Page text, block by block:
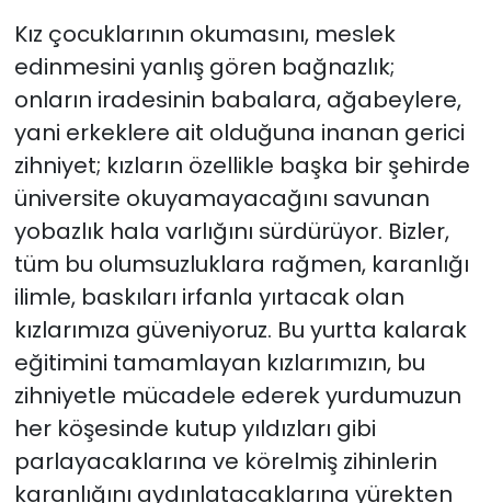
Kız çocuklarının okumasını, meslek
edinmesini yanlış gören bağnazlık;
onların iradesinin babalara, ağabeylere,
yani erkeklere ait olduğuna inanan gerici
zihniyet; kızların özellikle başka bir şehirde
üniversite okuyamayacağını savunan
yobazlık hala varlığını sürdürüyor. Bizler,
tüm bu olumsuzluklara rağmen, karanlığı
ilimle, baskıları irfanla yırtacak olan
kızlarımıza güveniyoruz. Bu yurtta kalarak
eğitimini tamamlayan kızlarımızın, bu
zihniyetle mücadele ederek yurdumuzun
her köşesinde kutup yıldızları gibi
parlayacaklarına ve körelmiş zihinlerin
karanlığını aydınlatacaklarına yürekten